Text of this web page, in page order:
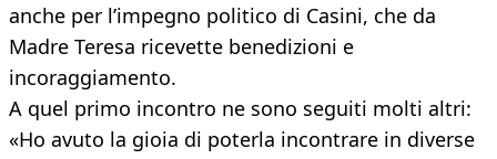
anche per l’impegno politico di Casini, che da
Madre Teresa ricevette benedizioni e
incoraggiamento.
A quel primo incontro ne sono seguiti molti altri:
«Ho avuto la gioia di poterla incontrare in diverse